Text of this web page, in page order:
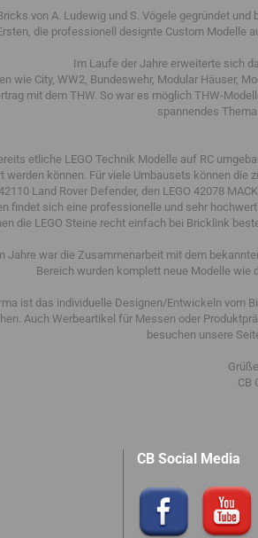
von A. Ludewig und S. Vögele gegründet
die professionell designte Custom Modelle
Im Laufe der Jahre erweiterte sich
wie City, WW2, Bundeswehr, Modular Häuser,
mit dem THW. So war es möglich THW-
spannendes
etliche LEGO Technik Modelle auf RC
können. Für viele Umbausets können
Land Rover Defender, den LEGO 42078
findet sich eine professionelle und sehr
die LEGO Steine recht einfach bei Bricklink
Jahre war die Zusammenarbeit mit dem
Bereich wurden komplett neue Modelle wie
ist das individuelle Designen/Entwickeln vom
Auch Werbeartikel für Messen oder
besuchen unsere
CB
CB Social Media